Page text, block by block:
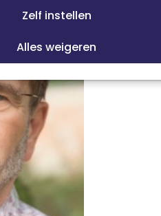
Zelf instellen
Alles weigeren
Outplacement